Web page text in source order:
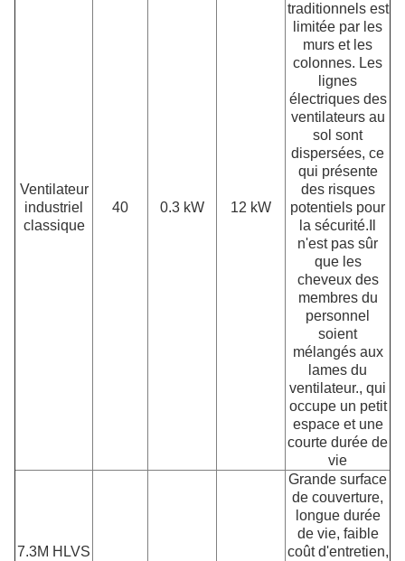
Ventilateur
industriel
classique
40 0.3 kW 12 kW
traditionnels est
limitée par les
murs et les
colonnes. Les
lignes
électriques des
ventilateurs au
sol sont
dispersées, ce
qui présente
des risques
potentiels pour
la sécurité.Il
n'est pas sûr
que les
cheveux des
membres du
personnel
soient
mélangés aux
lames du
ventilateur., qui
occupe un petit
espace et une
courte durée de
vie
7.3M HLVS
Grande surface
de couverture,
longue durée
de vie, faible
coût d'entretien,